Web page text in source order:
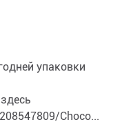
упаковки
Choco...